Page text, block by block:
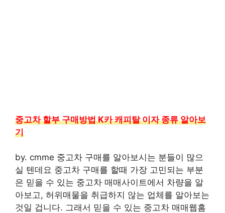
중고차 할부 구매방법 K카 캐피탈 이자 종류 알아보
기
by. cmme 중고차 구매를 알아보시는 분들이 많으
실 텐데요 중고차 구매를 할때 가장 고민되는 부분
은 믿을 수 있는 중고차 매매사이트에서 차량을 알
아보고, 허위매물을 취급하지 않는 업체를 알아보는
것일 겁니다. 그래서 믿을 수 있는 중고차 매매웹홈